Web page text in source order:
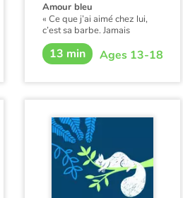
Amour bleu
« Ce que j’ai aimé chez lui,
c’est sa barbe. Jamais
auparavant, je n’avais fait
attention aux barbes des
hommes. Je crois même que
Une Barbe Bleue
contemporaine à l'heure où
les féminicides sont plus que
jamais dénombrés et leur
dénonciation enfin diffusée.
13 min Ages 13-18